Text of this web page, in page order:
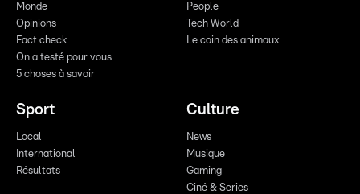
Monde
Opinions
Fact check
On a testé pour vous
5 choses à savoir
People
Tech World
Le coin des animaux
Sport
Local
International
Résultats
Culture
News
Musique
Gaming
Ciné & Series